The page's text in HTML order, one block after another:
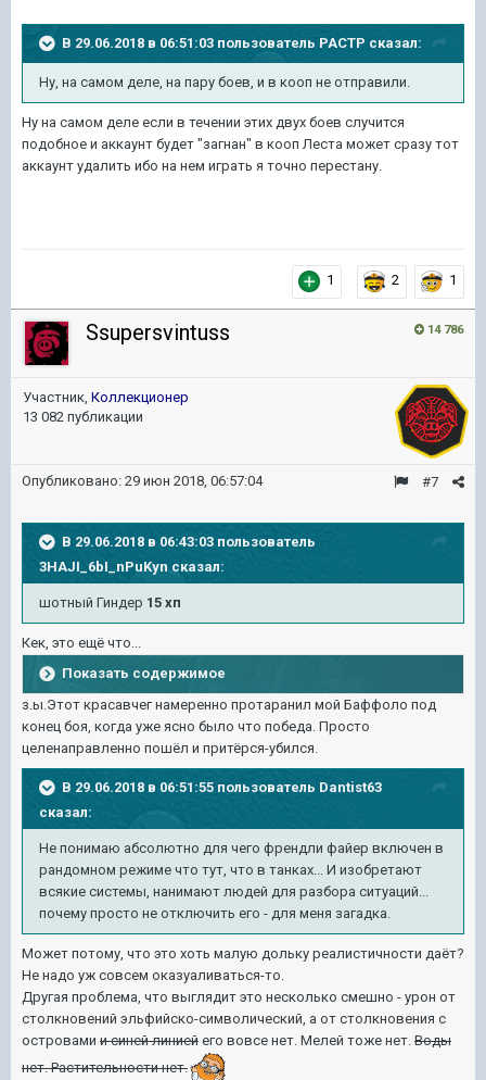
В 29.06.2018 в 06:51:03 пользователь PACTP сказал:
Ну, на самом деле, на пару боев, и в кооп не отправили.
Ну на самом деле если в течении этих двух боев случится
подобное и аккаунт будет "загнан" в кооп Леста может сразу тот
аккаунт удалить ибо на нем играть я точно перестану.
1 2 1
14 786
Ssupersvintuss
Участник, Коллекционер
13 082 публикации
#7
Опубликовано: 29 июн 2018, 06:57:04
В 29.06.2018 в 06:43:03 пользователь
3HAJI_6bI_nPuKynсказал:
шотный Гиндер 15 хп
Кек, это ещё что...
Показать содержимое
з.ы.Этот красавчег намеренно протаранил мой Баффоло под
конец боя, когда уже ясно было что победа. Просто
целенаправленно пошёл и притёрся-убился.
В 29.06.2018 в 06:51:55 пользователь Dantist63
сказал:
Не понимаю абсолютно для чего френдли файер включен в
рандомном режиме что тут, что в танках... И изобретают
всякие системы, нанимают людей для разбора ситуаций...
почему просто не отключить его - для меня загадка.
Может потому, что это хоть малую дольку реалистичности даёт?
Не надо уж совсем оказуаливаться-то.
Другая проблема, что выглядит это несколько смешно - урон от
столкновений эльфийско-символический, а от столкновения с
островами и синей линией его вовсе нет. Мелей тоже нет. Воды
нет. Растительности нет.